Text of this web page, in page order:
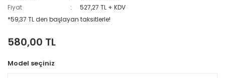
Fiyat
527,27 TL + KDV
*59,37 TL den başlayan taksitlerle!
580,00 TL
Model seçiniz